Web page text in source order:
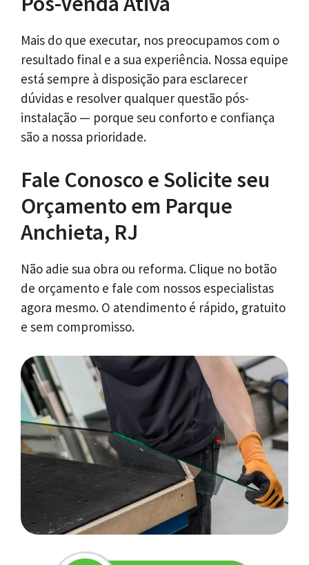
Mais do que executar, nos preocupamos com o
resultado final e a sua experiência. Nossa equipe
está sempre à disposição para esclarecer
dúvidas e resolver qualquer questão pós-
instalação — porque seu conforto e confiança
são a nossa prioridade.
Fale Conosco e Solicite seu
Orçamento em Parque
Anchieta, RJ
Não adie sua obra ou reforma. Clique no botão
de orçamento e fale com nossos especialistas
agora mesmo. O atendimento é rápido, gratuito
e sem compromisso.